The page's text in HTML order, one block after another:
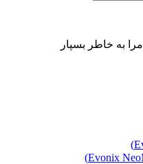
مرا به خاطر بسپار